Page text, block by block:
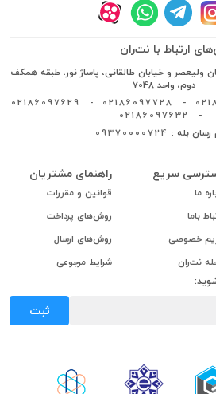
ارتباط با نت‌ران
ولیعصر و خیابان طالقانی، پاساژ نور، طبقه همکف
دوم، واحد 7048
-
02186097728
-
02186097629
-
02186097632
رسان بله : 09370000724
سریع
ما
باما
خصوصی
نت‌ران
راهنمای مشتریان
قوانین و مقررات
روش‌های پرداخت
روش‌های ارسال
شرایط مرجوعی
ثبت